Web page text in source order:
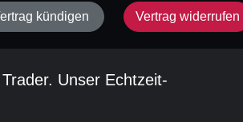
kündigen Vertrag widerrufen
Unser Echtzeit-